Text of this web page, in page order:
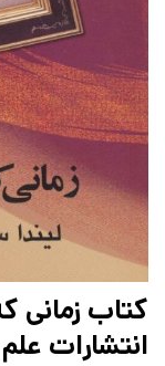
کتاب زمانی
انتشارات علم